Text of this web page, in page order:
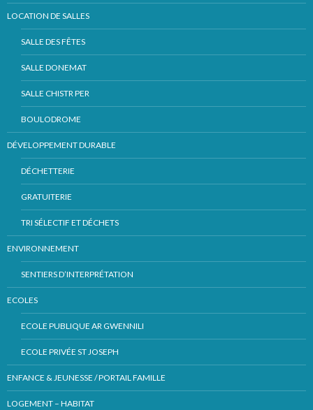
LOCATION DE SALLES
SALLE DES FÊTES
SALLE DONEMAT
SALLE CHISTR PER
BOULODROME
DÉVELOPPEMENT DURABLE
DÉCHETTERIE
GRATUITERIE
TRI SÉLECTIF ET DÉCHETS
ENVIRONNEMENT
SENTIERS D’INTERPRÉTATION
ECOLES
ECOLE PUBLIQUE AR GWENNILI
ECOLE PRIVÉE ST JOSEPH
ENFANCE & JEUNESSE / PORTAIL FAMILLE
LOGEMENT – HABITAT